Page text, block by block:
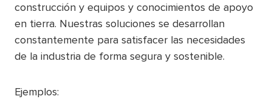
construcción y equipos y conocimientos de apoyo
en tierra. Nuestras soluciones se desarrollan
constantemente para satisfacer las necesidades
de la industria de forma segura y sostenible.
Ejemplos: